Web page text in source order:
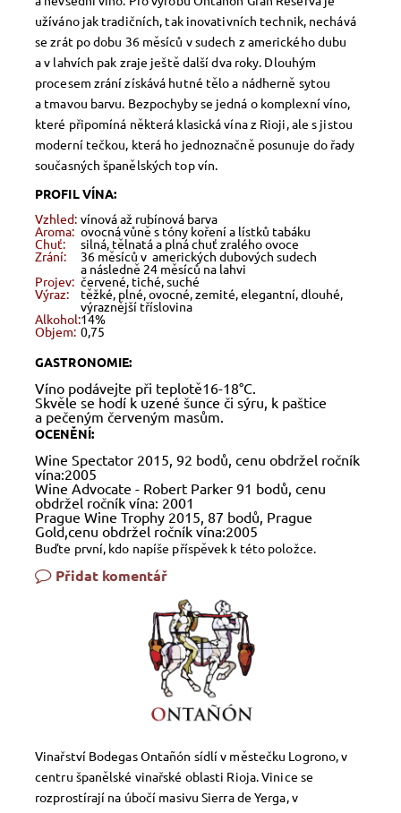
užíváno jak tradičních, tak inovativních technik, nechává
se zrát po dobu 36 měsíců v sudech z amerického dubu
a v lahvích pak zraje ještě další dva roky. Dlouhým
procesem zrání získává hutné tělo a nádherně sytou
a tmavou barvu. Bezpochyby se jedná o komplexní víno,
které připomíná některá klasická vína z Rioji, ale s jistou
moderní tečkou, která ho jednoznačně posunuje do řady
současných španělských top vín.
PROFIL VÍNA:
Vzhled: vínová až rubínová barva
Aroma: ovocná vůně s tóny koření a lístků tabáku
Chuť: silná, tělnatá a plná chuť zralého ovoce
Zrání: 36 měsíců v amerických dubových sudech
a následně 24 měsíců na lahvi
Projev: červené, tiché, suché
Výraz: těžké, plné, ovocné, zemité, elegantní, dlouhé,
výraznější tříslovina
Alkohol:14%
Objem: 0,75
GASTRONOMIE:
Víno podávejte při teplotě16-18°C.
Skvěle se hodí k uzené šunce či sýru, k paštice
a pečeným červeným masům.
OCENĚNÍ:
Wine Spectator 2015, 92 bodů, cenu obdržel ročník
vína:2005
Wine Advocate - Robert Parker 91 bodů, cenu
obdržel ročník vína: 2001
Prague Wine Trophy 2015, 87 bodů, Prague
Gold,cenu obdržel ročník vína:2005
Buďte první, kdo napíše příspěvek k této položce.
Přidat komentář
Vinařství Bodegas Ontañón sídlí v městečku Logrono, v
centru španělské vinařské oblasti Rioja. Vinice se
rozprostírají na úbočí masivu Sierra de Yerga, v